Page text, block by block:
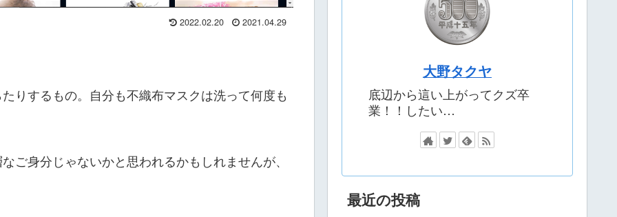
2022.02.20 2021.04.29
りするもの。自分も不織布マスクは洗って何度も
ご身分じゃないかと思われるかもしれませんが、
大野タクヤ
底辺から這い上がってクズ卒
業！！したい…
最近の投稿